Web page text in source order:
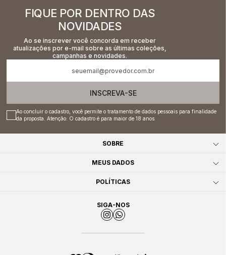
FIQUE POR DENTRO DAS
NOVIDADES
Ao se inscrever você concorda em receber
atualizações por e-mail sobre as últimas coleções,
campanhas e novidades.
INSCREVA-SE
Ao concluir o cadastro, você permite o tratamento de dados pessoais para finalidade
da proposta. Atenção: O cadastro é para maior de 18 anos.
SOBRE
MEUS DADOS
POLÍTICAS
SIGA-NOS